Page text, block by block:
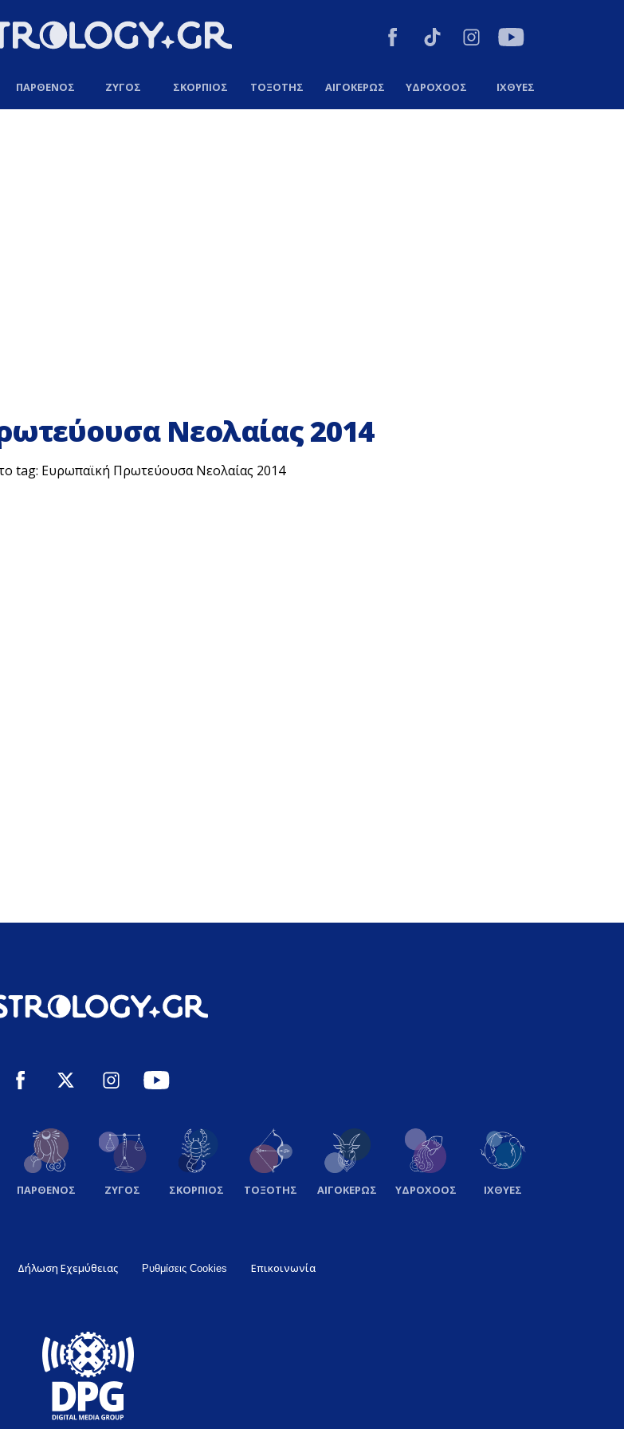
ΠΑΡΘΕΝΟΣ ΖΥΓΟΣ ΣΚΟΡΠΙΟΣ ΤΟΞΟΤΗΣ ΑΙΓΟΚΕΡΩΣ ΥΔΡΟΧΟΟΣ ΙΧΘΥΕΣ
Νεολαίας 2014
tag: Ευρωπαϊκή Πρωτεύουσα Νεολαίας 2014
ΠΑΡΘΕΝΟΣ ΖΥΓΟΣ ΣΚΟΡΠΙΟΣ ΤΟΞΟΤΗΣ ΑΙΓΟΚΕΡΩΣ ΥΔΡΟΧΟΟΣ ΙΧΘΥΕΣ
Δήλωση Εχεμύθειας Ρυθμίσεις Cookies Επικοινωνία